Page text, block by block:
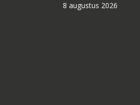
8 augustus 2026